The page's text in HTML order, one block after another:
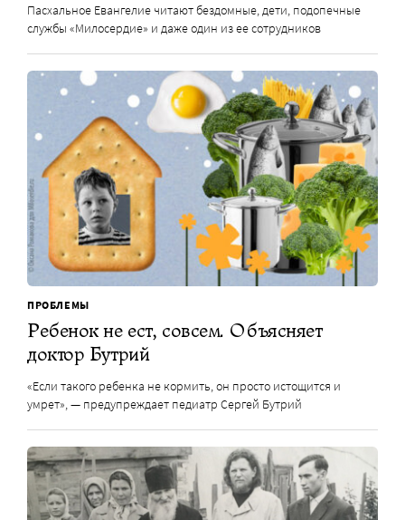
Пасхальное Евангелие читают бездомные, дети, подопечные
службы «Милосердие» и даже один из ее сотрудников
ПРОБЛЕМЫ
Ребенок не ест, совсем. Объясняет
доктор Бутрий
«Если такого ребенка не кормить, он просто истощится и
умрет», — предупреждает педиатр Сергей Бутрий